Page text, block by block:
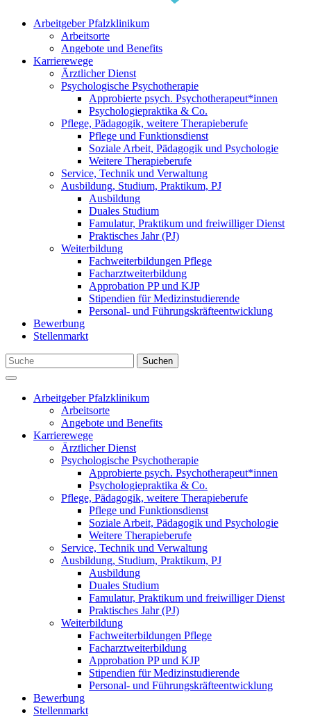
Arbeitgeber Pfalzklinikum
Arbeitsorte
Angebote und Benefits
Karrierewege
Ärztlicher Dienst
Psychologische Psychotherapie
Approbierte psych. Psychotherapeut*innen
Psychologiepraktika & Co.
Pflege, Pädagogik, weitere Therapieberufe
Pflege und Funktionsdienst
Soziale Arbeit, Pädagogik und Psychologie
Weitere Therapieberufe
Service, Technik und Verwaltung
Ausbildung, Studium, Praktikum, PJ
Ausbildung
Duales Studium
Famulatur, Praktikum und freiwilliger Dienst
Praktisches Jahr (PJ)
Weiterbildung
Fachweiterbildungen Pflege
Facharztweiterbildung
Approbation PP und KJP
Stipendien für Medizinstudierende
Personal- und Führungskräfteentwicklung
Bewerbung
Stellenmarkt
Suchen
Arbeitgeber Pfalzklinikum
Arbeitsorte
Angebote und Benefits
Karrierewege
Ärztlicher Dienst
Psychologische Psychotherapie
Approbierte psych. Psychotherapeut*innen
Psychologiepraktika & Co.
Pflege, Pädagogik, weitere Therapieberufe
Pflege und Funktionsdienst
Soziale Arbeit, Pädagogik und Psychologie
Weitere Therapieberufe
Service, Technik und Verwaltung
Ausbildung, Studium, Praktikum, PJ
Ausbildung
Duales Studium
Famulatur, Praktikum und freiwilliger Dienst
Praktisches Jahr (PJ)
Weiterbildung
Fachweiterbildungen Pflege
Facharztweiterbildung
Approbation PP und KJP
Stipendien für Medizinstudierende
Personal- und Führungskräfteentwicklung
Bewerbung
Stellenmarkt